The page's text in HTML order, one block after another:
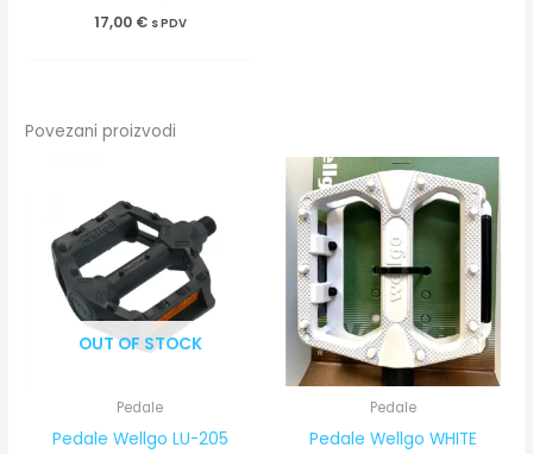
17,00 € s PDV
Povezani proizvodi
OUT OF STOCK
Pedale
Pedale Wellgo LU-205
Pedale
Pedale Wellgo WHITE